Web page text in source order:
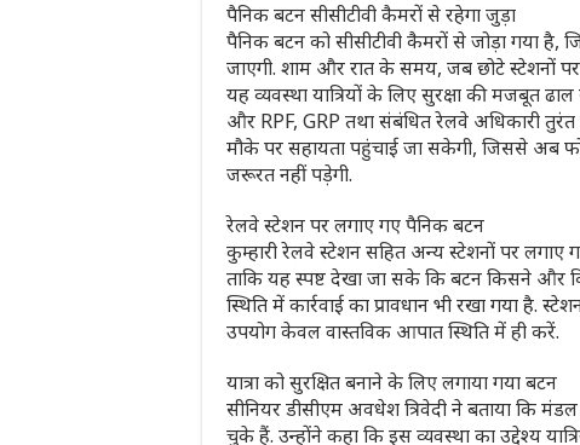
पैनिक बटन सीसीटीवी कैमरों से रहेगा जुड़ा
पैनिक बटन को सीसीटीवी कैमरों से जोड़ा गया है,
जाएगी. शाम और रात के समय, जब छोटे स्टेशनों
यह व्यवस्था यात्रियों के लिए सुरक्षा की मजबूत
और RPF, GRP तथा संबंधित रेलवे अधिकारी
मौके पर सहायता पहुंचाई जा सकेगी, जिससे अब
जरूरत नहीं पड़ेगी.
रेलवे स्‍टेशन पर लगाए गए पैनिक बटन
कुम्हारी रेलवे स्टेशन सहित अन्य स्टेशनों पर
ताकि यह स्पष्ट देखा जा सके कि बटन किसने और
स्थिति में कार्रवाई का प्रावधान भी रखा गया है.
उपयोग केवल वास्तविक आपात स्थिति में ही करें.
यात्रा को सुरक्षित बनाने के लिए लगाया गया बटन
सीनियर डीसीएम अवधेश त्रिवेदी ने बताया कि
चुके हैं. उन्होंने कहा कि इस व्यवस्था का उद्देश्य